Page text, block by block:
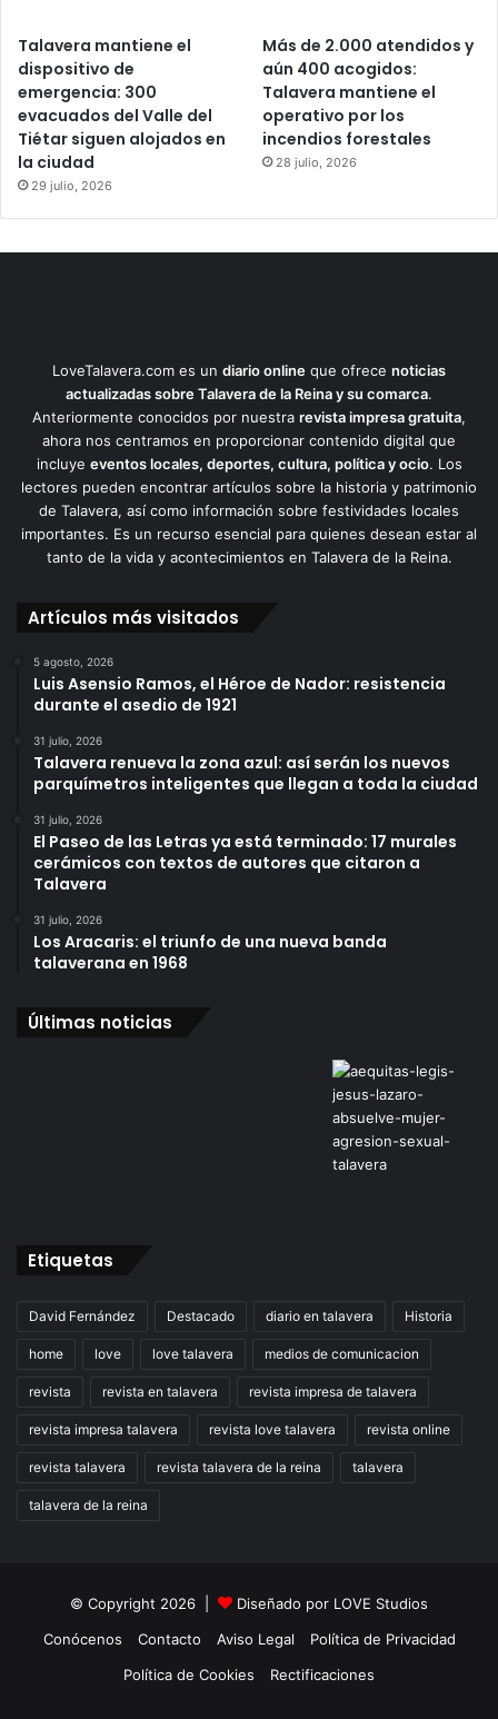
Talavera mantiene el
dispositivo de
emergencia: 300
evacuados del Valle del
Tiétar siguen alojados en
la ciudad
29 julio, 2026
Más de 2.000 atendidos y
aún 400 acogidos:
Talavera mantiene el
operativo por los
incendios forestales
28 julio, 2026
LoveTalavera.com es un diario online que ofrece noticias
actualizadas sobre Talavera de la Reina y su comarca.
Anteriormente conocidos por nuestra revista impresa gratuita,
ahora nos centramos en proporcionar contenido digital que
incluye eventos locales, deportes, cultura, política y ocio. Los
lectores pueden encontrar artículos sobre la historia y patrimonio
de Talavera, así como información sobre festividades locales
importantes. Es un recurso esencial para quienes desean estar al
tanto de la vida y acontecimientos en Talavera de la Reina.
Artículos más visitados
5 agosto, 2026
Luis Asensio Ramos, el Héroe de Nador: resistencia
durante el asedio de 1921
31 julio, 2026
Talavera renueva la zona azul: así serán los nuevos
parquímetros inteligentes que llegan a toda la ciudad
31 julio, 2026
El Paseo de las Letras ya está terminado: 17 murales
cerámicos con textos de autores que citaron a
Talavera
31 julio, 2026
Los Aracaris: el triunfo de una nueva banda
talaverana en 1968
Últimas noticias
Etiquetas
David Fernández Destacado diario en talavera Historia
home love love talavera medios de comunicacion
revista revista en talavera revista impresa de talavera
revista impresa talavera revista love talavera revista online
revista talavera revista talavera de la reina talavera
talavera de la reina
© Copyright 2026 | Diseñado por LOVE Studios
Conócenos
Contacto Aviso Legal
Política de Privacidad
Política de Cookies
Rectificaciones